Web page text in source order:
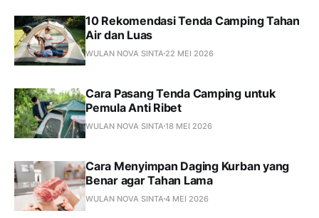
10 Rekomendasi Tenda Camping Tahan
Air dan Luas
WULAN NOVA SINTA 22 MEI 2026
Cara Pasang Tenda Camping untuk
Pemula Anti Ribet
WULAN NOVA SINTA 18 MEI 2026
Cara Menyimpan Daging Kurban yang
Benar agar Tahan Lama
WULAN NOVA SINTA 4 MEI 2026